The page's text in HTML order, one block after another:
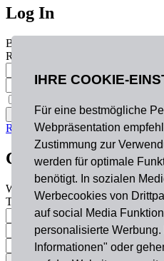
IHRE COOKIE-
Für eine bestmögliche
Webpräsentation
Zustimmung zur
werden für optimale
benötigt. In sozialen
Werbecookies von
auf social Media
personalisierte
Informationen" oder
Log In
Become a part of our community!
Registration complete. Please
RegisterLost your password?
Create an account
Welcome! Register for an account
The user name or email address is